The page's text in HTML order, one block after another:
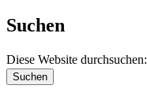
Suchen
Diese Website durchsuchen: